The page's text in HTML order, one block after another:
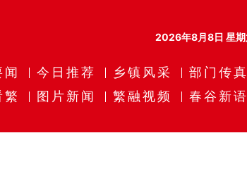
2026年8月8日 星期
闻 今日推荐 乡镇风采 部门传真
繁
图片新闻 繁融视频 春谷新语